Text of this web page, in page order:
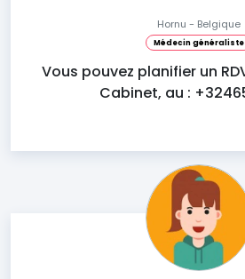
Hornu - Belgique
Médecin généraliste
Vous pouvez planifier un
Cabinet, au :